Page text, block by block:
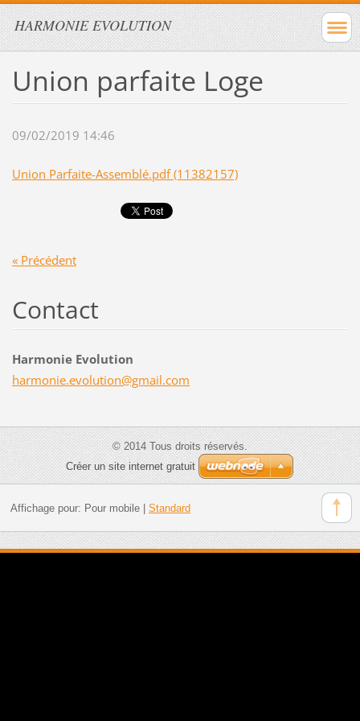
HARMONIE EVOLUTION
Union parfaite Loge
09/02/2019 14:46
Union Parfaite-Assemblé.pdf (11382157)
« Précédent
Contact
Harmonie Evolution
harmonie.evolution@gmail.com
© 2014 Tous droits réservés.
Créer un site internet gratuit
Affichage pour: Pour mobile| Standard